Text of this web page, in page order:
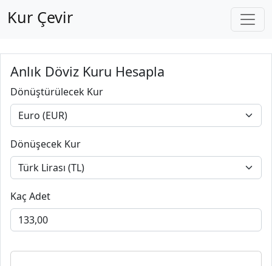
Kur Çevir
Anlık Döviz Kuru Hesapla
Dönüştürülecek Kur
Dönüşecek Kur
Kaç Adet